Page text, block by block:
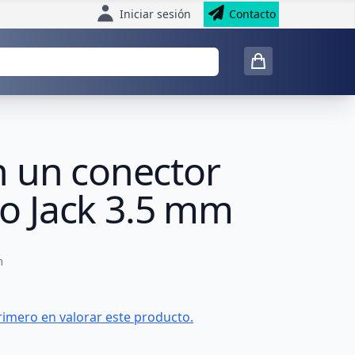
Iniciar sesión Contacto
un conector
Jack 3.5 mm
en valorar este producto.